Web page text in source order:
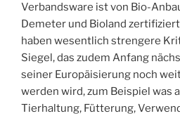
Verbandsware ist von Bio-
Demeter und Bioland
haben wesentlich strengere
Siegel, das zudem Anfang
seiner Europäisierung noch
werden wird, zum Beispiel was
Tierhaltung, Fütterung,